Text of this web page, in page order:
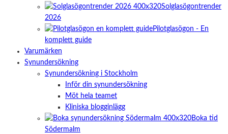
Solglasögontrender
2026
Pilotglasögon - En
komplett guide
Varumärken
Synundersökning
Synundersökning i Stockholm
Inför din synundersökning
Möt hela teamet
Kliniska blogginlägg
Boka tid
Södermalm